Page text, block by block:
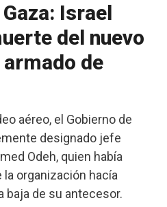
Israel
del nuevo
de
aéreo, el Gobierno de
designado jefe
Odeh, quien había
organización hacía
baja de su antecesor.